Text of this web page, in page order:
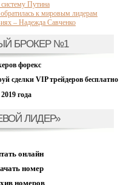
Путина
к мировым лидерам
– Надежда Савченко
БРОКЕР №1
форекс
сделки VIP трейдеров бесплатно
года
ЛИДЕР»
онлайн
номер
номеров